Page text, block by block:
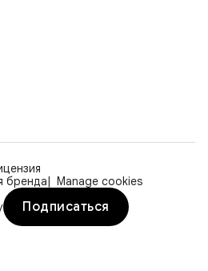
бренда
Manage cookies
Подписаться